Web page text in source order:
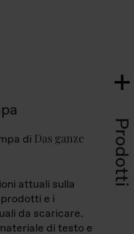
Prodotti
di Das ganze
attuali sulla
e i
da scaricare.
di testo e